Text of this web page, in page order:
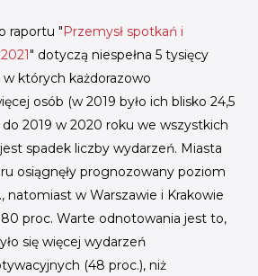
raportu " Przemysł spotkań i
" dotyczą niespełna 5 tysięcy
których każdorazowo
osób (w 2019 było ich blisko 24,5
2019 w 2020 roku we wszystkich
spadek liczby wydarzeń. Miasta
osiągnęły prognozowany poziom
natomiast w Warszawie i Krakowie
proc. Warte odnotowania jest to,
się więcej wydarzeń
(48 proc.), niż